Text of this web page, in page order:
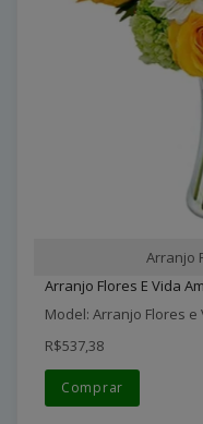
Arranjo
Arranjo Flores E Vida
Model: Arranjo Flores e
R$537,38
Comprar